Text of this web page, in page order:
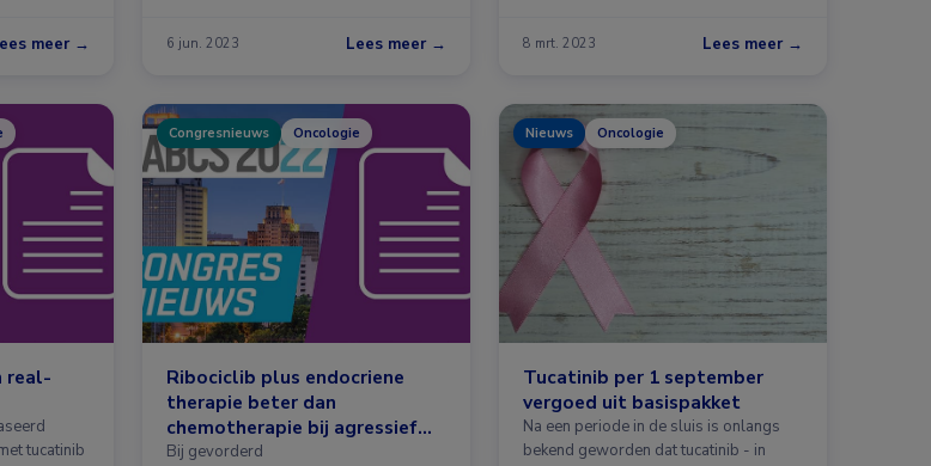
meer → 6 jun. 2023 Lees meer → 8 mrt. 2023 Lees meer →
real-
tucatinib
Congresnieuws Oncologie
Ribociclib plus endocriene
therapie beter dan
chemotherapie bij agressief
mammacarcinoom
Bij gevorderd
Nieuws Oncologie
Tucatinib per 1 september
vergoed uit basispakket
Na een periode in de sluis is onlangs
bekend geworden dat tucatinib - in